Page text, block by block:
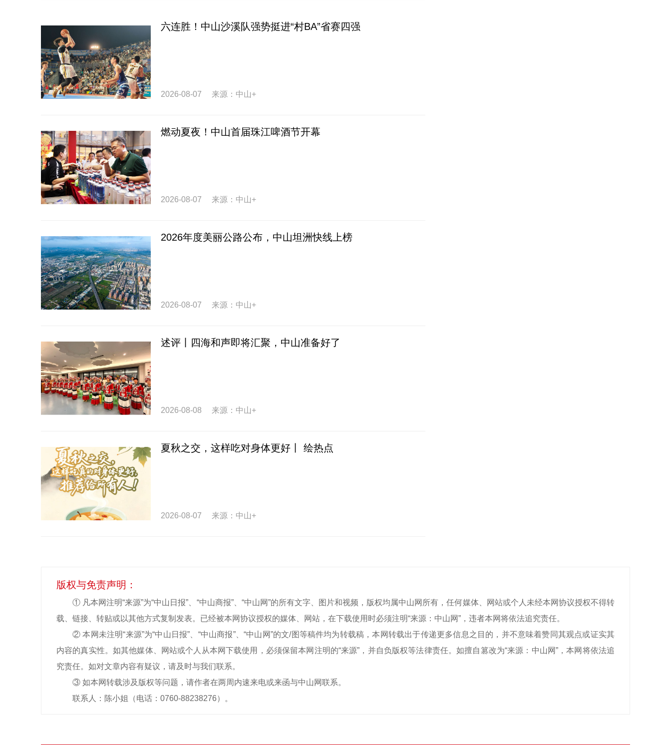
六连胜！中山沙溪队强势挺进“村BA”省赛四强
2026-08-07 来源：中山+
燃动夏夜！中山首届珠江啤酒节开幕
2026-08-07 来源：中山+
2026年度美丽公路公布，中山坦洲快线上榜
2026-08-07 来源：中山+
述评丨四海和声即将汇聚，中山准备好了
2026-08-08 来源：中山+
夏秋之交，这样吃对身体更好丨 绘热点
2026-08-07 来源：中山+
版权与免责声明：
① 凡本网注明“来源”为“中山日报”、“中山商报”、“中山网”的所有文字、图片和视频，版权均属中山网所有，任何媒体、网站或个人未经本网协议授权不得转
载、链接、转贴或以其他方式复制发表。已经被本网协议授权的媒体、网站，在下载使用时必须注明“来源：中山网”，违者本网将依法追究责任。
② 本网未注明“来源”为“中山日报”、“中山商报”、“中山网”的文/图等稿件均为转载稿，本网转载出于传递更多信息之目的，并不意味着赞同其观点或证实其
内容的真实性。如其他媒体、网站或个人从本网下载使用，必须保留本网注明的“来源”，并自负版权等法律责任。如擅自篡改为“来源：中山网”，本网将依法追
究责任。如对文章内容有疑议，请及时与我们联系。
③ 如本网转载涉及版权等问题，请作者在两周内速来电或来函与中山网联系。
联系人：陈小姐（电话：0760-88238276）。